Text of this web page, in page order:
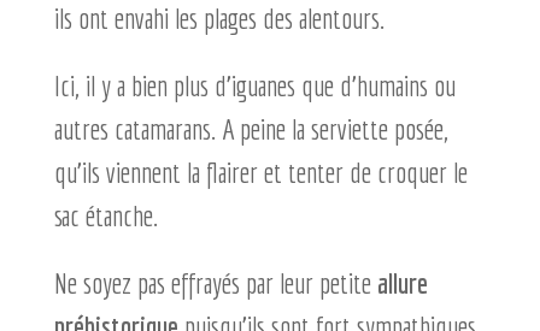
ils ont envahi les plages des alentours.
Ici, il y a bien plus d’iguanes que d’humains ou
autres catamarans. A peine la serviette posée,
qu’ils viennent la flairer et tenter de croquer le
sac étanche.
Ne soyez pas effrayés par leur petite allure